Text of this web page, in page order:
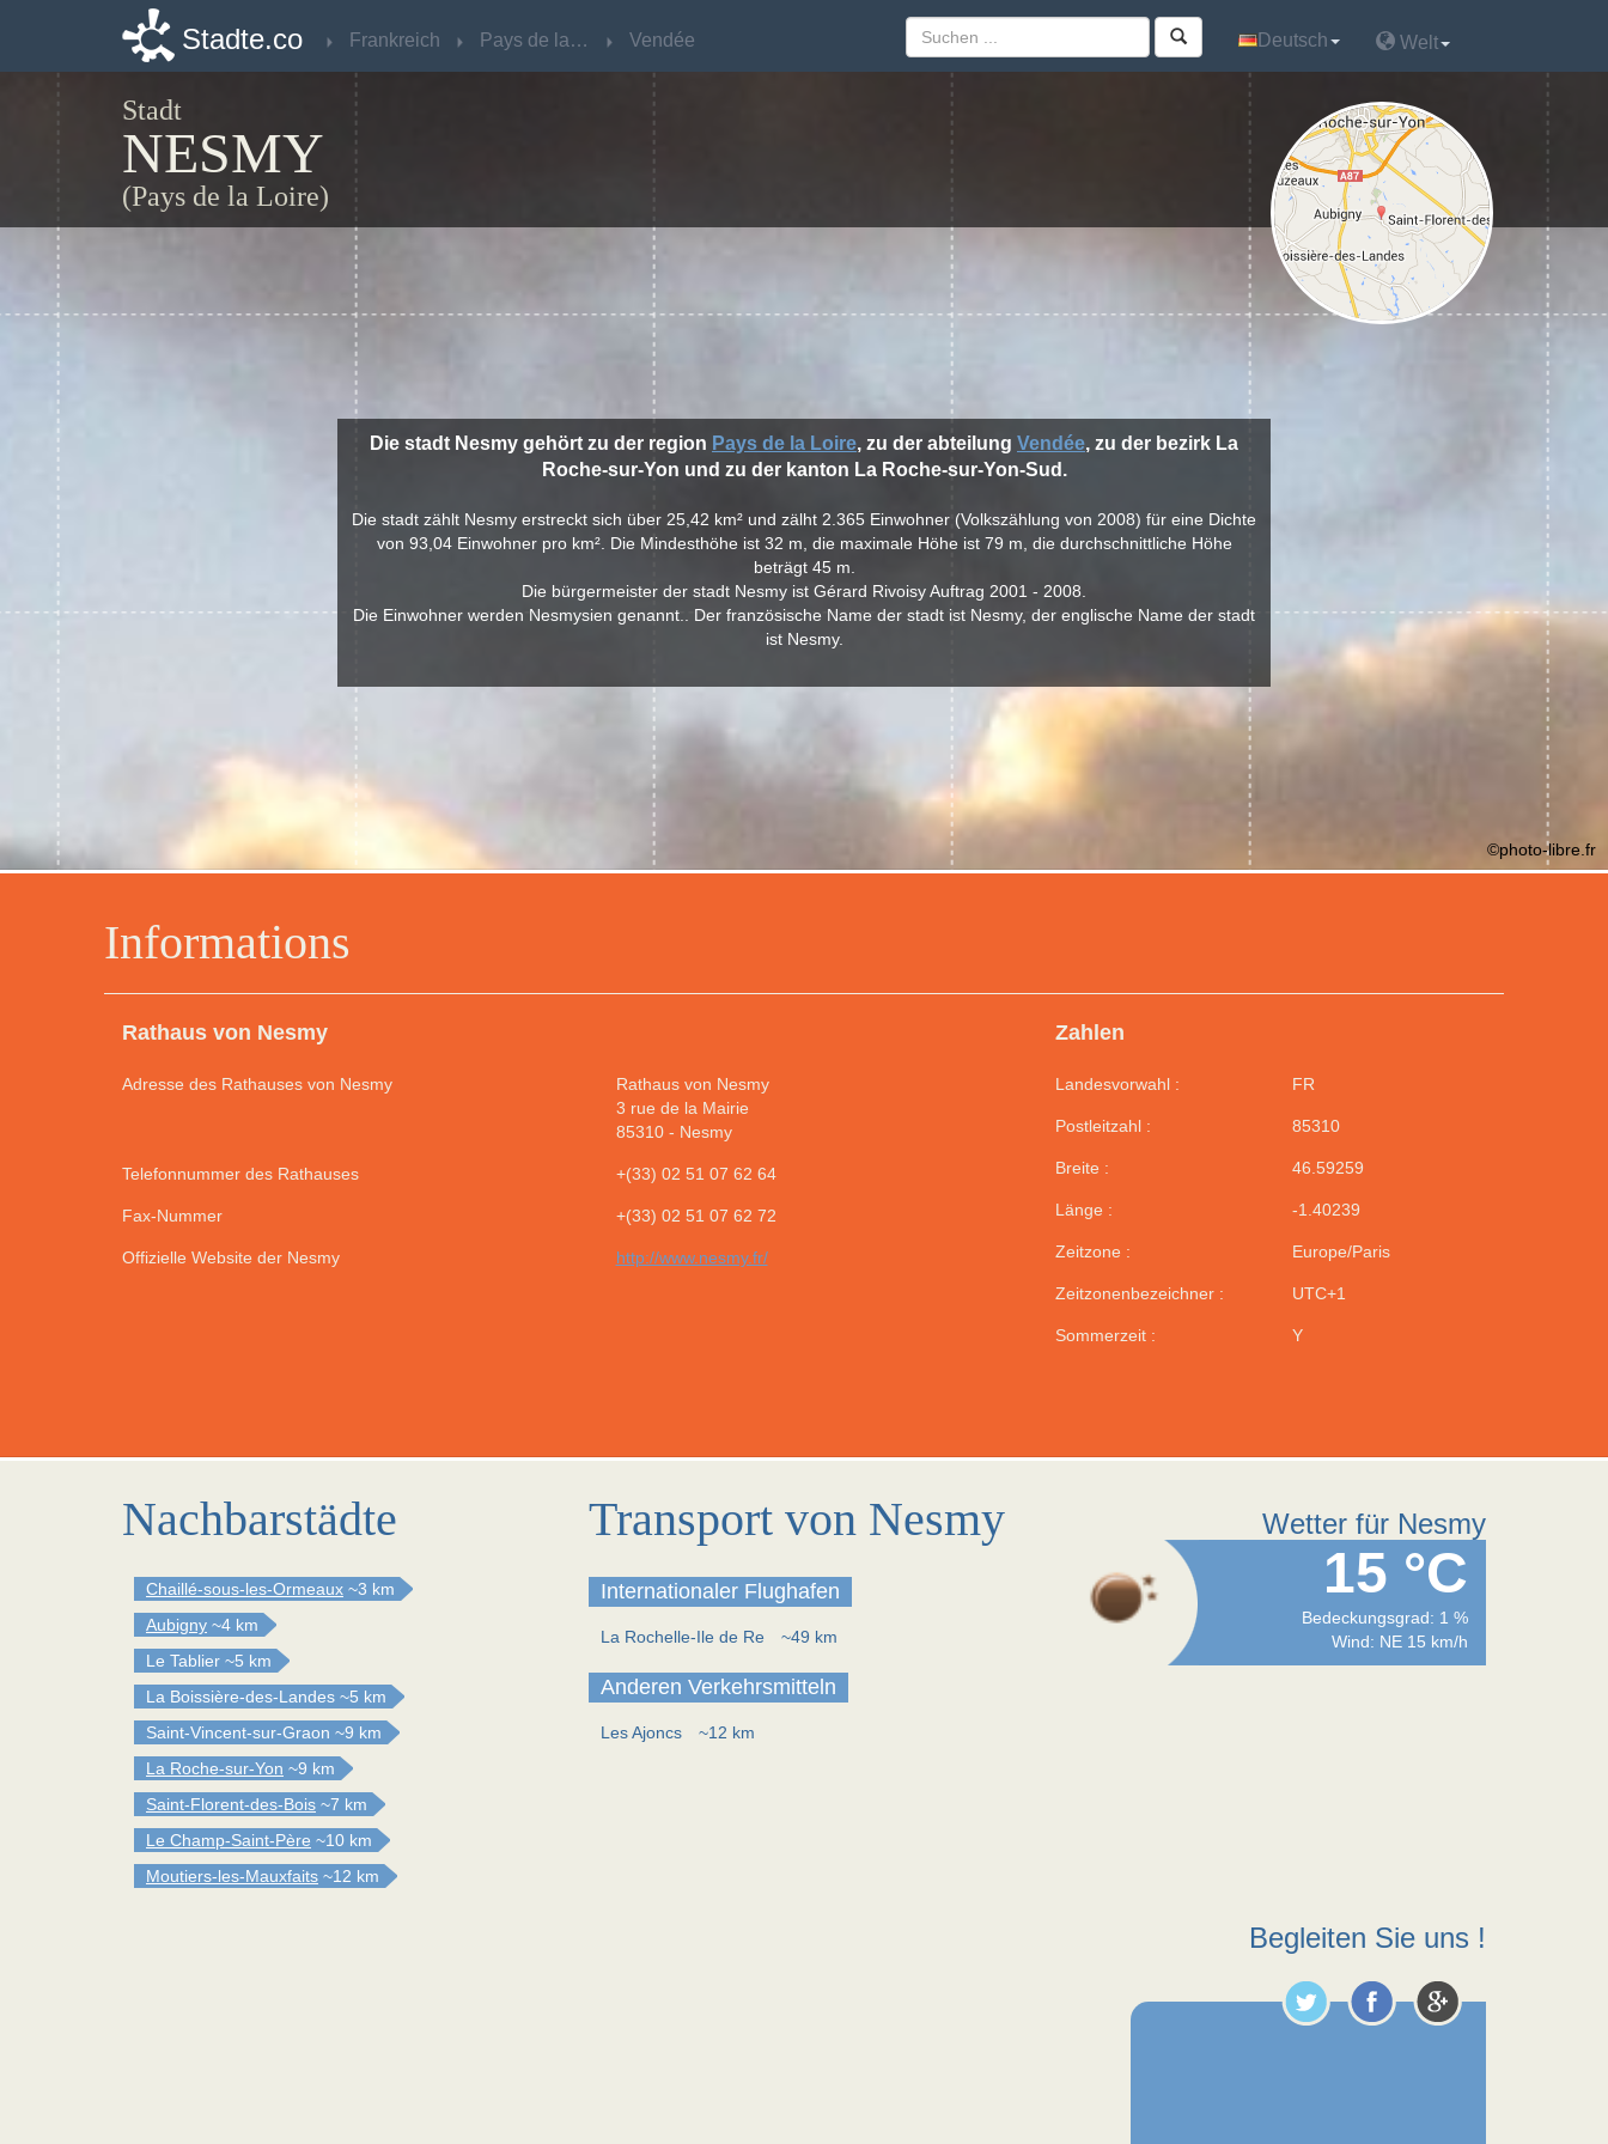
Stadte.co Frankreich Pays de la Loire Vendée Deutsch Welt
Stadt
NESMY
(Pays de la Loire)
Informations
Rathaus von Nesmy
Adresse des Rathauses von Nesmy
Rathaus von Nesmy
3 rue de la Mairie
85310- Nesmy
Telefonnummer des Rathauses +(33) 02 51 07 62 64
Fax-Nummer +(33) 02 51 07 62 72
Offizielle Website der Nesmy http://www.nesmy.fr/
Zahlen
Landesvorwahl : FR
Postleitzahl : 85310
Breite : 46.59259
Länge : -1.40239
Zeitzone : Europe/Paris
Zeitzonenbezeichner : UTC+1
Sommerzeit : Y
Die stadt Nesmy gehört zu der region Pays de la Loire, zu der abteilung Vendée, zu der bezirk La
Roche-sur-Yon und zu der kanton La Roche-sur-Yon-Sud.
Die stadt zählt Nesmy erstreckt sich über 25,42 km² und zälht 2.365 Einwohner (Volkszählung von 2008) für eine Dichte
von 93,04 Einwohner pro km². Die Mindesthöhe ist 32 m, die maximale Höhe ist 79 m, die durchschnittliche Höhe
beträgt 45 m.
Die bürgermeister der stadt Nesmy ist Gérard Rivoisy Auftrag 2001 - 2008.
Die Einwohner werden Nesmysien genannt.. Der französische Name der stadt ist Nesmy, der englische Name der stadt
ist Nesmy.
©photo-libre.fr
Nachbarstädte
Chaillé-sous-les-Ormeaux ~3 km
Aubigny ~4 km
Le Tablier ~5 km
La Boissière-des-Landes ~5 km
Saint-Vincent-sur-Graon ~9 km
La Roche-sur-Yon ~9 km
Saint-Florent-des-Bois ~7 km
Le Champ-Saint-Père ~10 km
Moutiers-les-Mauxfaits ~12 km
Transport von Nesmy
Internationaler Flughafen
La Rochelle-Ile de Re ~49 km
Anderen Verkehrsmitteln
Les Ajoncs ~12 km
Wetter für Nesmy
15 °C
Bedeckungsgrad: 1 %
Wind: NE 15 km/h
Begleiten Sie uns !
Stadte.co Frankreich Pays de la Loire Vendée Deutsch Welt